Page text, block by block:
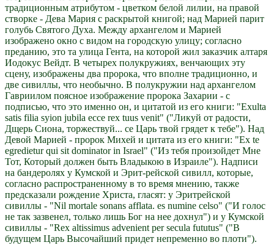
традиционным атрибутом - цветком белой лилии, на правой
створке - Дева Мария с раскрытой книгой; над Марией парит
голубь Святого Духа. Между архангелом и Марией
изображено окно с видом на городскую улицу; согласно
преданию, это та улица Гента, на которой жил заказчик алтаря
Иодокус Вейдт. В четырех полукружиях, венчающих эту
сцену, изображены два пророка, что вполне традиционно, и
две сивиллы, что необычно. В полукружии над архангелом
Гавриилом поясное изображение пророка Захарии - с
подписью, что это именно он, и цитатой из его книги: "Exulta
satis filia syion jubila ecce rex tuus venit" ("Ликуй от радости,
Дщерь Сиона, торжествуй... се Царь твой грядет к тебе"). Над
Девой Марией - пророк Михей и цитата из его книги: "Ex te
egredietur qui sit dominator in Israel" ("Из тебя произойдет Мне
Тот, Который должен быть Владыкою в Израиле"). Надписи
на бандеролях у Кумской и Эрит-рейской сивилл, которые,
согласно распространенному в то время мнению, также
предсказали рождение Христа, гласят: у Эритрейской
сивиллы - "Nil mortale sonans afflata. es numine celso" ("И голос
не так зазвенел, только лишь Бог на нее дохнул") и у Кумской
сивиллы - "Rex altissimus advenient per secula fututus" ("В
будущем Царь Высочайший придет непременно во плоти").